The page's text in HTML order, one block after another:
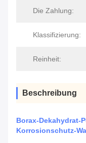
Die Zahlung:
Klassifizierung:
Reinheit:
Beschreibung
Borax-Dekahydrat-
Korrosionschutz-